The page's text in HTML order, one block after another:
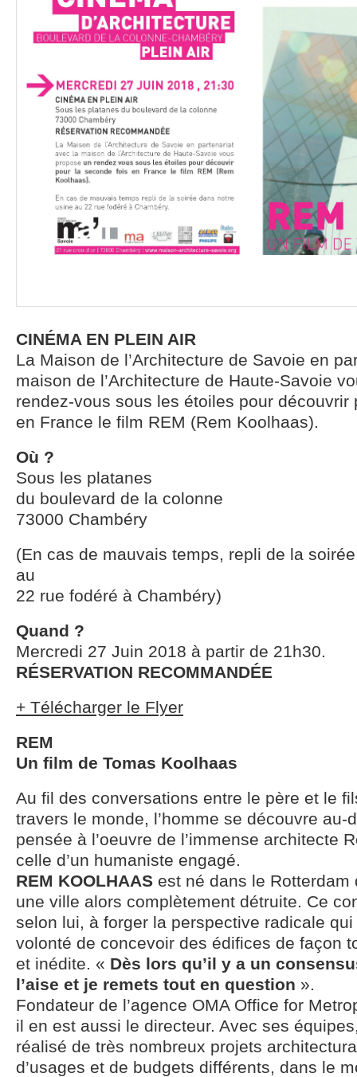
CINÉMA EN PLEIN AIR
La Maison de l’Architecture de Savoie en
maison de l’Architecture de Haute-Savoie
rendez-vous sous les étoiles pour découvrir
en France le film REM (Rem Koolhaas).
Où ?
Sous les platanes
du boulevard de la colonne
73000 Chambéry
(En cas de mauvais temps, repli de la
au
22 rue fodéré à Chambéry)
Quand ?
Mercredi 27 Juin 2018 à partir de 21h30.
RÉSERVATION RECOMMANDÉE
+ Télécharger le Flyer
REM
Un film de Tomas Koolhaas
Au fil des conversations entre le père et le
travers le monde, l’homme se découvre au-
pensée à l’oeuvre de l’immense architecte
celle d’un humaniste engagé.
REM KOOLHAAS est né dans le Rotterdam
une ville alors complètement détruite. Ce
selon lui, à forger la perspective radicale
volonté de concevoir des édifices de façon
et inédite. « Dès lors qu’il y a un
l’aise et je remets tout en question ».
Fondateur de l’agence OMA Office for
il en est aussi le directeur. Avec ses
réalisé de très nombreux projets
d’usages et de budgets différents, dans le